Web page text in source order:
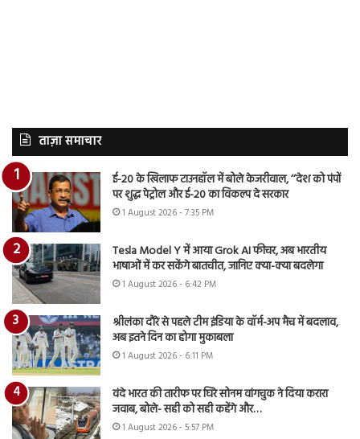
ताज़ा समाचार
ई-20 के खिलाफ टाउनहॉल में बोले केजरीवाल, ‘‘देश को पंपों
पर शुद्ध पेट्रोल और ई-20 का विकल्प दे सरकार
1 August 2026 - 7:35 PM
Tesla Model Y में आया Grok AI फीचर, अब भारतीय
भाषाओं में कर सकेंगे बातचीत, जानिए क्या-क्या बदलेगा
1 August 2026 - 6:42 PM
श्रीलंका दौरे से पहले टीम इंडिया के वॉर्म-अप मैच में बदलाव,
अब इतने दिन का होगा मुकाबला
1 August 2026 - 6:11 PM
वंदे भारत की तारीफ पर घिरे सोनम वांगचुक ने दिया करारा
जवाब, बोले- सही को सही कहेंगे और…
1 August 2026 - 5:57 PM